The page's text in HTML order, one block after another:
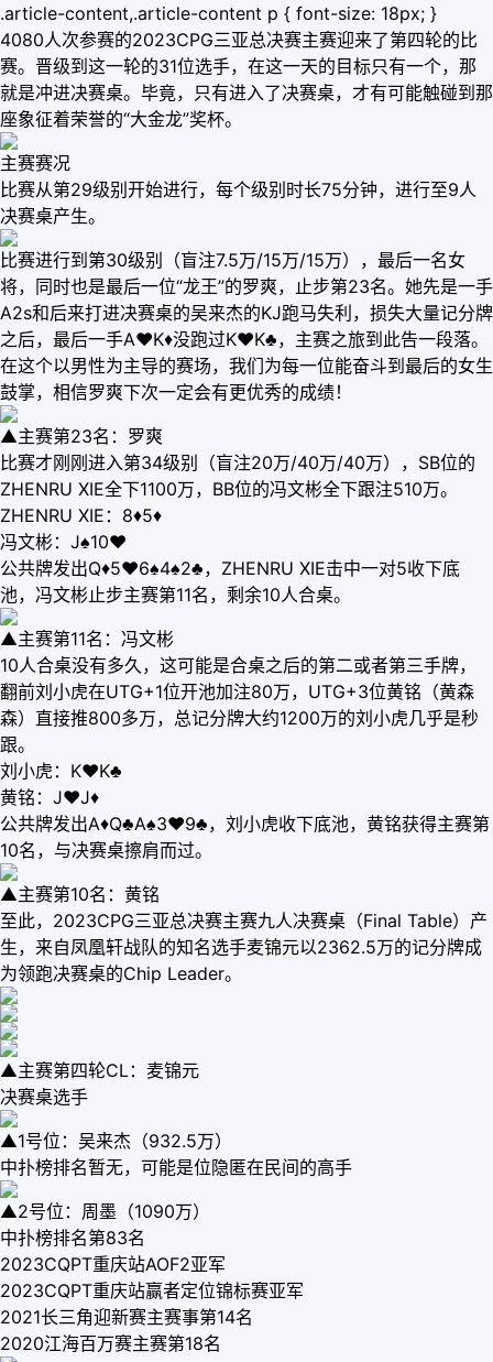
.article-content,.article-content p { font-size: 18px; }
4080人次参赛的2023CPG三亚总决赛主赛迎来了第四轮的比
赛。晋级到这一轮的31位选手，在这一天的目标只有一个，那
就是冲进决赛桌。毕竟，只有进入了决赛桌，才有可能触碰到那
座象征着荣誉的“大金龙”奖杯。
主赛赛况
比赛从第29级别开始进行，每个级别时长75分钟，进行至9人
决赛桌产生。
比赛进行到第30级别（盲注7.5万/15万/15万），最后一名女
将，同时也是最后一位“龙王”的罗爽，止步第23名。她先是一手
A2s和后来打进决赛桌的吴来杰的KJ跑马失利，损失大量记分牌
之后，最后一手A♥K♦没跑过K♥K♣，主赛之旅到此告一段落。
在这个以男性为主导的赛场，我们为每一位能奋斗到最后的女生
鼓掌，相信罗爽下次一定会有更优秀的成绩！
▲主赛第23名：罗爽
比赛才刚刚进入第34级别（盲注20万/40万/40万），SB位的
ZHENRU XIE全下1100万，BB位的冯文彬全下跟注510万。
ZHENRU XIE：8♦5♦
冯文彬：J♠10♥
公共牌发出Q♦5♥6♠4♠2♣，ZHENRU XIE击中一对5收下底
池，冯文彬止步主赛第11名，剩余10人合桌。
▲主赛第11名：冯文彬
10人合桌没有多久，这可能是合桌之后的第二或者第三手牌，
翻前刘小虎在UTG+1位开池加注80万，UTG+3位黄铭（黄森
森）直接推800多万，总记分牌大约1200万的刘小虎几乎是秒
跟。
刘小虎：K♥K♣
黄铭：J♥J♦
公共牌发出A♦Q♣A♠3♥9♣，刘小虎收下底池，黄铭获得主赛第
10名，与决赛桌擦肩而过。
▲主赛第10名：黄铭
至此，2023CPG三亚总决赛主赛九人决赛桌（Final Table）产
生，来自凤凰轩战队的知名选手麦锦元以2362.5万的记分牌成
为领跑决赛桌的Chip Leader。
▲主赛第四轮CL：麦锦元
决赛桌选手
▲1号位：吴来杰（932.5万）
中扑榜排名暂无，可能是位隐匿在民间的高手
▲2号位：周墨（1090万）
中扑榜排名第83名
2023CQPT重庆站AOF2亚军
2023CQPT重庆站赢者定位锦标赛亚军
2021长三角迎新赛主赛事第14名
2020江海百万赛主赛第18名